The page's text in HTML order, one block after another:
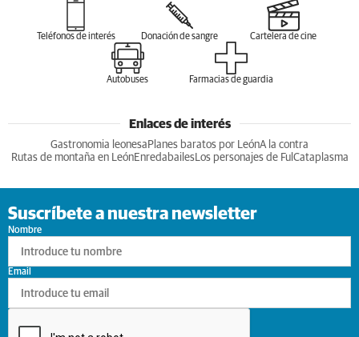
Teléfonos de interés Donación de sangre Cartelera de cine
Autobuses Farmacias de guardia
Enlaces de interés
Gastronomia leonesa Planes baratos por LeónA la contra
Rutas de montaña en LeónEnredabailesLos personajes de Ful Cataplasma
Suscríbete a nuestra newsletter
Nombre
Email